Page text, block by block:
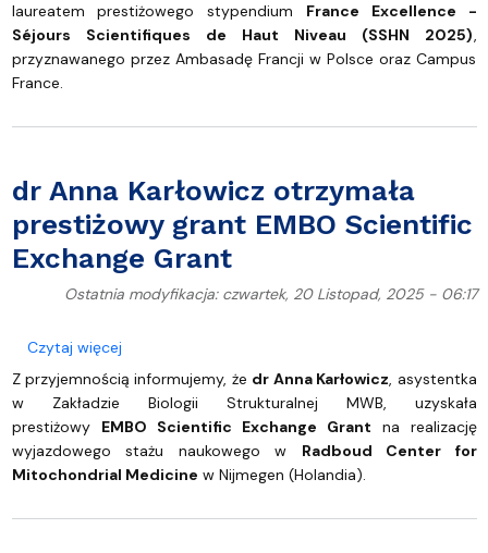
laureatem prestiżowego stypendium France Excellence -
Séjours Scientifiques de Haut Niveau (SSHN 2025),
przyznawanego przez Ambasadę Francji w Polsce oraz Campus
France.
dr Anna Karłowicz otrzymała
prestiżowy grant EMBO Scientific
Exchange Grant
Ostatnia modyfikacja: czwartek, 20 Listopad, 2025 - 06:17
Czytaj więcejo dr Anna Karłowicz otrzymała prestiżowy grant
Z przyjemnością informujemy, że dr Anna Karłowicz, asystentka
w Zakładzie Biologii Strukturalnej MWB, uzyskała
prestiżowy EMBO Scientific Exchange Grant na realizację
wyjazdowego stażu naukowego w Radboud Center for
Mitochondrial Medicine w Nijmegen (Holandia).